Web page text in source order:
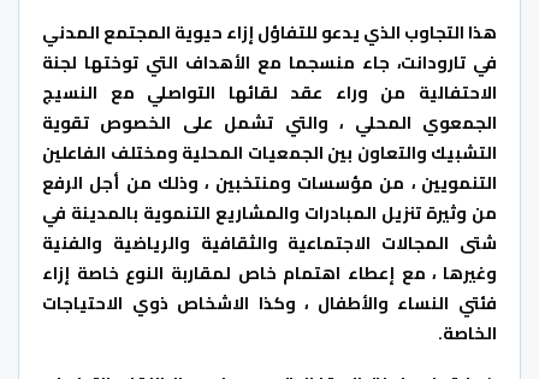
هذا التجاوب الذي يدعو للتفاؤل إزاء حيوية المجتمع المدني
في تارودانت، جاء منسجما مع الأهداف التي توختها لجنة
الاحتفالية من وراء عقد لقائها التواصلي مع النسيج
الجمعوي المحلي ، والتي تشمل على الخصوص تقوية
التشبيك والتعاون بين الجمعيات المحلية ومختلف الفاعلين
التنمويين ، من مؤسسات ومنتخبين ، وذلك من أجل الرفع
من وثيرة تنزيل المبادرات والمشاريع التنموية بالمدينة في
شتى المجالات الاجتماعية والثقافية والرياضية والفنية
وغيرها ، مع إعطاء اهتمام خاص لمقاربة النوع خاصة إزاء
فئتي النساء والأطفال ، وكذا الاشخاص ذوي الاحتياجات
الخاصة.